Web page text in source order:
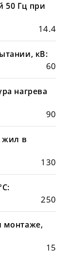
50 Гц при
14.4
кВ:
60
нагрева
90
жил в
130
250
монтаже,
15